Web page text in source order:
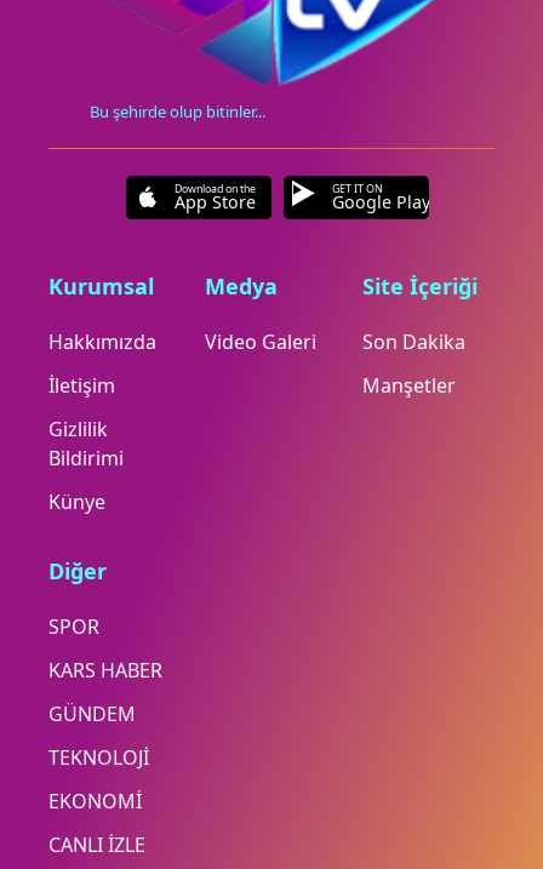
Bu şehirde olup bitinler...
Download on the
App Store
GET IT ON
Google Play
Kurumsal
Hakkımızda
İletişim
Gizlilik
Bildirimi
Künye
Medya
Video Galeri
Site İçeriği
Son Dakika
Manşetler
Diğer
SPOR
KARS HABER
GÜNDEM
TEKNOLOJİ
EKONOMİ
CANLI İZLE